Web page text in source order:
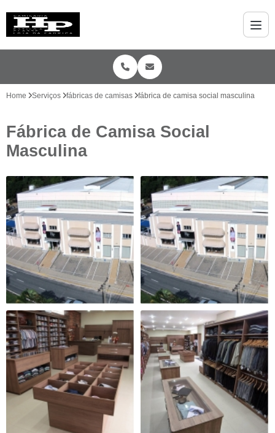
Home Serviços fábricas de camisas fábrica de camisa social masculina
Fábrica de Camisa Social
Masculina